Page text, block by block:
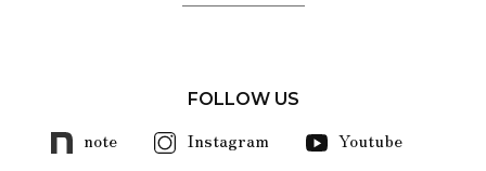
FOLLOW US
note Instagram Youtube